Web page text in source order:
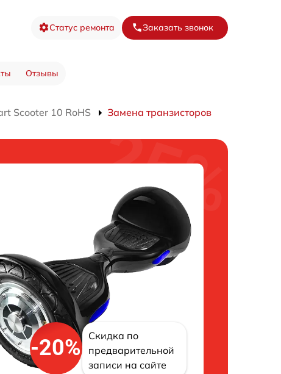
Статус ремонта Заказать звонок
Отзывы
Scooter 10 RoHS Замена транзисторов
-20%
Скидка по
предварительной
записи на сайте